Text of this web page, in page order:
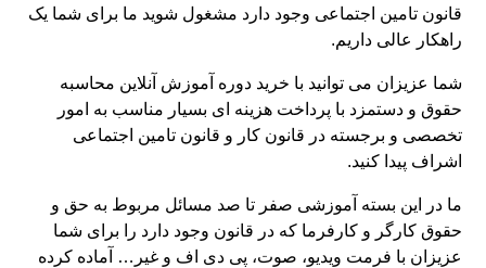
قانون تامین اجتماعی وجود دارد مشغول شوید ما برای شما یک
راهکار عالی داریم.
شما عزیزان می توانید با خرید دوره آموزش آنلاین محاسبه
حقوق و دستمزد با پرداخت هزینه ای بسیار مناسب به امور
تخصصی و برجسته در قانون کار و قانون تامین اجتماعی
اشراف پیدا کنید.
ما در این بسته آموزشی صفر تا صد مسائل مربوط به حق و
حقوق کارگر و کارفرما که در قانون وجود دارد را برای شما
عزیزان با فرمت ویدیو، صوت، پی دی اف و غیر… آماده کرده